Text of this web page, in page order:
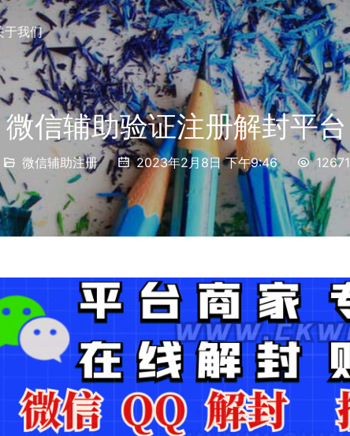
于我们
微信辅助验证注册解封平台
微信辅助注册 2023年2月8日 下午9:46 12671